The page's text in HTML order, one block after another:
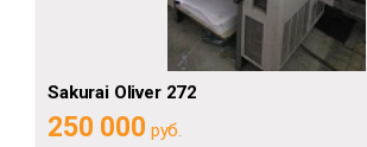
Sakurai Oliver 272
250 000 руб.